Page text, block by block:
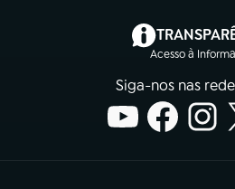
Acesso à
Siga-nos nas